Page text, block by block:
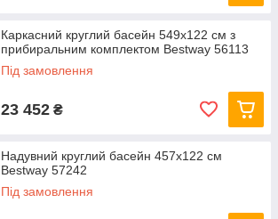
Каркасний круглий басейн 549x122 см з
прибиральним комплектом Bestway 56113
Під замовлення
23 452 ₴
Надувний круглий басейн 457х122 см
Bestway 57242
Під замовлення